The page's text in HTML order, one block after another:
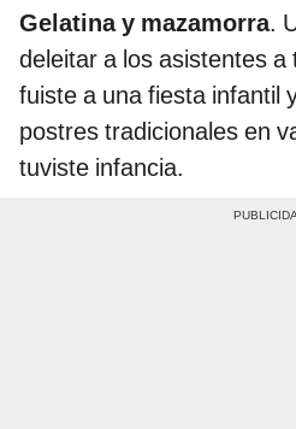
Gelatina y mazamorra.
deleitar a los asistentes
fuiste a una fiesta infantil
postres tradicionales en
tuviste infancia.